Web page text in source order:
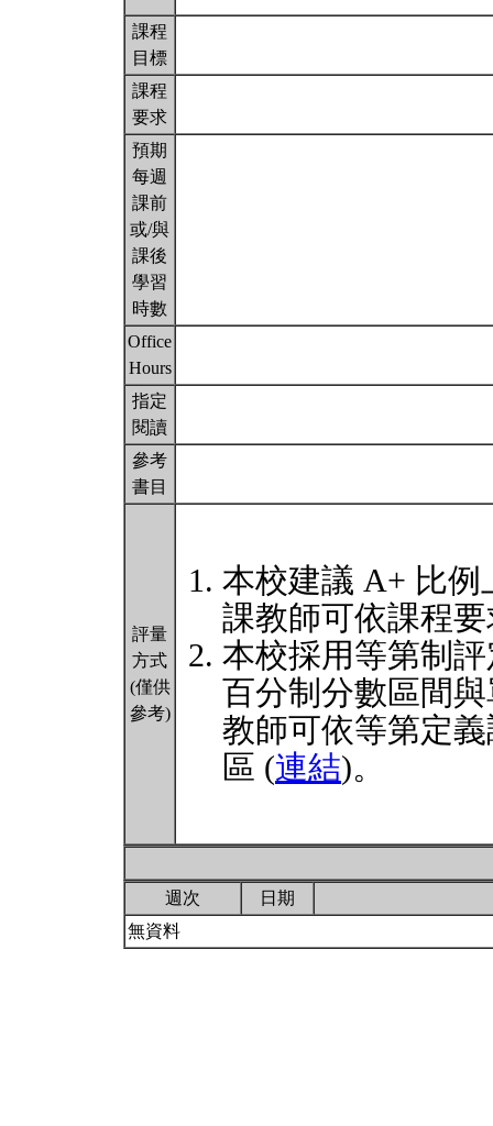
課程
目標
課程
要求
預期
每週
課前
或/與
課後
學習
時數
Office
Hours
指定
閱讀
參考
書目
評量
方式
(僅供
參考)
本校建議 A+ 比例
課教師可依課程
本校採用等第制
百分制分數區間
教師可依等第定
區 (連結)。
週次
日期
無資料